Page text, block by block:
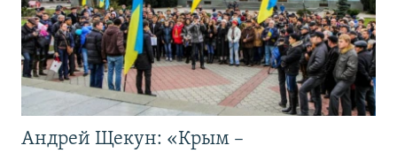
Андрей Щекун: «Крым –